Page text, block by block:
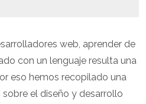
web, aprender de
con un lenguaje resulta una
eso hemos recopilado una
el diseño y desarrollo